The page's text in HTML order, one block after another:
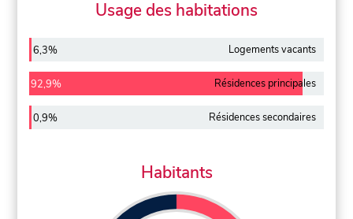
Usage des habitations
6,3% Logements vacants
92,9% Résidences principales
0,9% Résidences secondaires
Habitants